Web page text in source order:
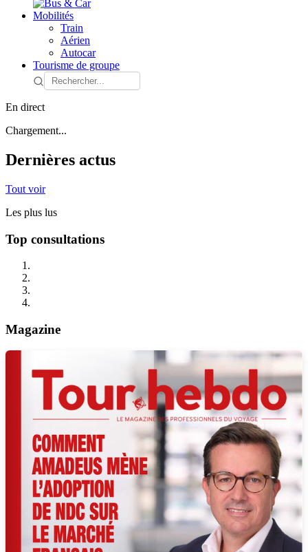
Mobilités
Train
Aérien
Autocar
Tourisme de groupe
En direct
Chargement...
Dernières actus
Tout voir
Les plus lus
Top consultations
Magazine